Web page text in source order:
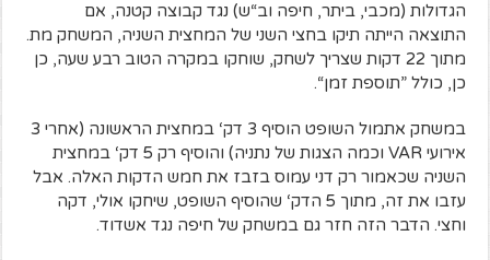
הגדולות (מכבי, ביתר, חיפה וב“ש) נגד קבוצה קטנה, אם
התוצאה הייתה תיקו בחצי השני של המחצית השניה, המשחק מת.
מתוך 22 דקות שצריך לשחק, שוחקו במקרה הטוב רבע שעה, כן
כן, כולל ”תוספת זמן“.
במשחק אתמול השופט הוסיף 3 דק‘ במחצית הראשונה (אחרי 3
אירועי VAR וכמה הצגות של נתניה) והוסיף רק 5 דק‘ במחצית
השניה שכאמור רק דני עמוס בזבז את חמש הדקות האלה. אבל
עזבו את זה, מתוך 5 הדק‘ שהוסיף השופט, שיחקו אולי, דקה
וחצי. הדבר הזה חזר גם במשחק של חיפה נגד אשדוד.